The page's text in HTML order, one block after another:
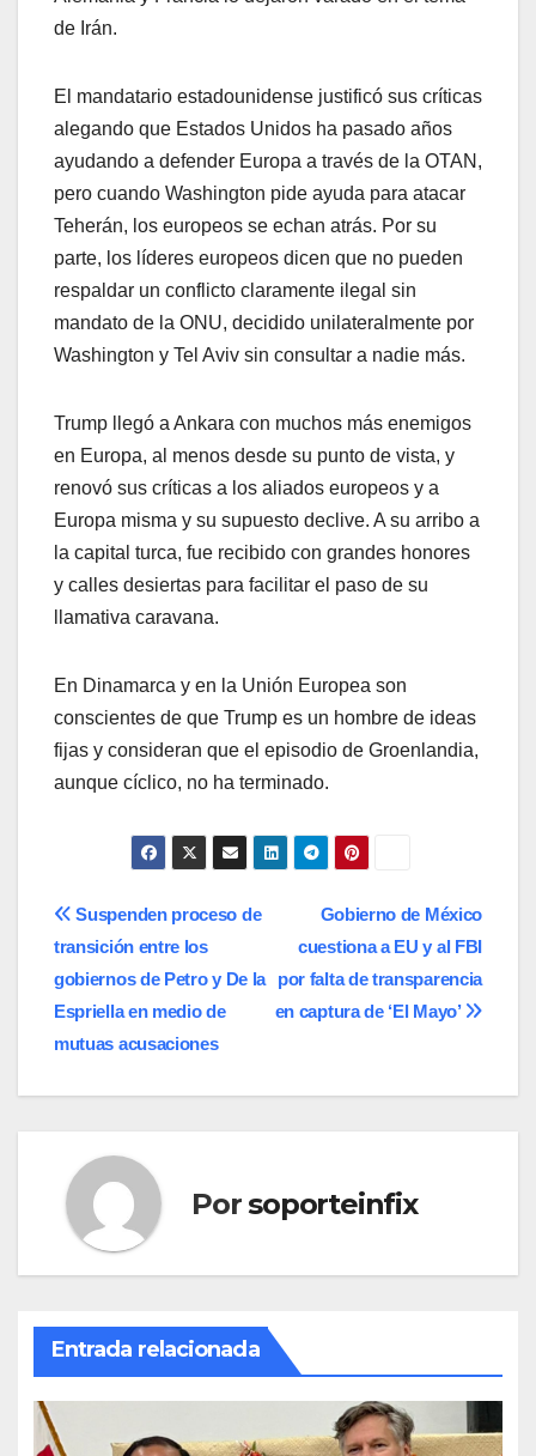
de Irán.
El mandatario estadounidense justificó sus críticas
alegando que Estados Unidos ha pasado años
ayudando a defender Europa a través de la OTAN,
pero cuando Washington pide ayuda para atacar
Teherán, los europeos se echan atrás. Por su
parte, los líderes europeos dicen que no pueden
respaldar un conflicto claramente ilegal sin
mandato de la ONU, decidido unilateralmente por
Washington y Tel Aviv sin consultar a nadie más.
Trump llegó a Ankara con muchos más enemigos
en Europa, al menos desde su punto de vista, y
renovó sus críticas a los aliados europeos y a
Europa misma y su supuesto declive. A su arribo a
la capital turca, fue recibido con grandes honores
y calles desiertas para facilitar el paso de su
llamativa caravana.
En Dinamarca y en la Unión Europea son
conscientes de que Trump es un hombre de ideas
fijas y consideran que el episodio de Groenlandia,
aunque cíclico, no ha terminado.
Navegación
de
entradas
Gobierno de México
cuestiona a EU y al FBI
por falta de transparencia
en captura de ‘El Mayo’
Suspenden proceso de
transición entre los
gobiernos de Petro y De la
Espriella en medio de
mutuas acusaciones
Porsoporteinfix
Entrada relacionada